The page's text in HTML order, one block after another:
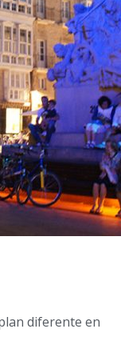
diferente en